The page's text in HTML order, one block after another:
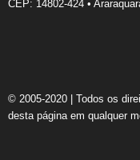
CEP: 14802-424 •
© 2005-2020 | Todos os
desta página em qualquer